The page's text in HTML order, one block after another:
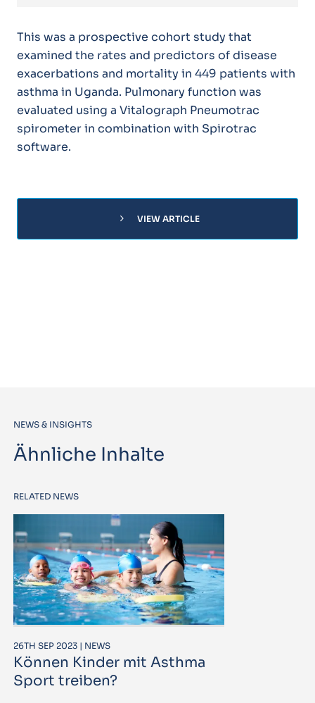
This was a prospective cohort study that
examined the rates and predictors of disease
exacerbations and mortality in 449 patients with
asthma in Uganda. Pulmonary function was
evaluated using a Vitalograph Pneumotrac
spirometer in combination with Spirotrac
software.
chevron_right VIEW ARTICLE
NEWS & INSIGHTS
Ähnliche Inhalte
RELATED NEWS
26TH SEP 2023 | NEWS
Können Kinder mit Asthma
Sport treiben?